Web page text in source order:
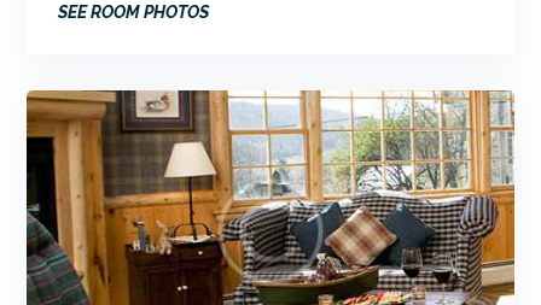
SEE ROOM PHOTOS